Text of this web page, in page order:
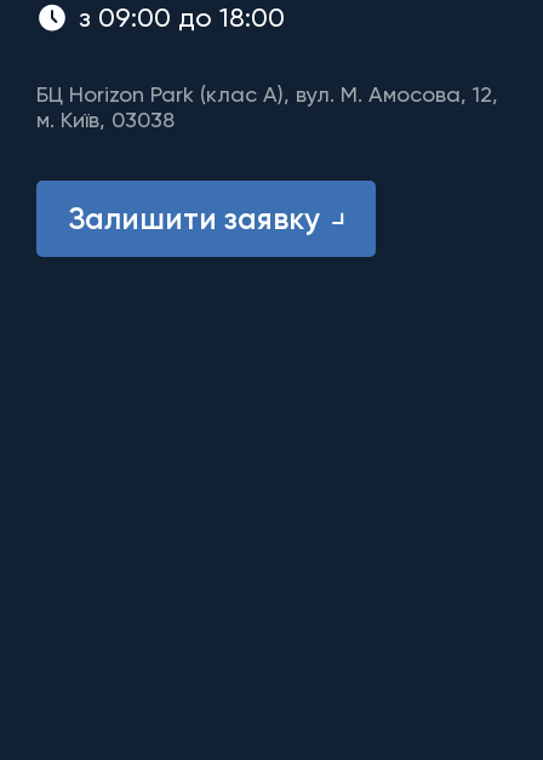
з 09:00 до 18:00
БЦ Horizon Park (клас A), вул. М. Амосова, 12,
м. Київ, 03038
Залишити заявку